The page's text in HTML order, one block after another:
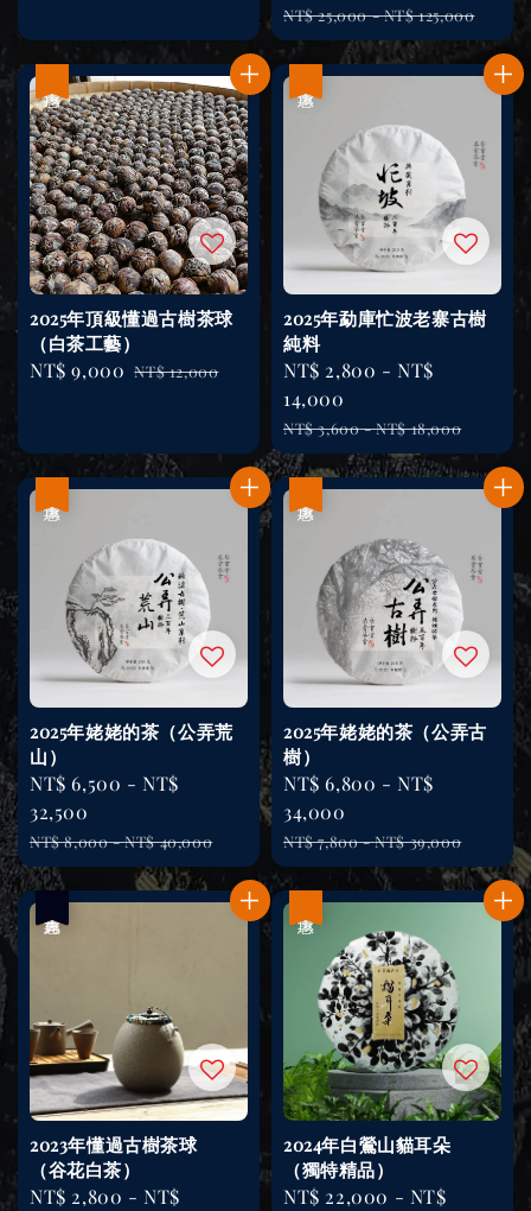
Regular
price
NT$ 25,000-NT$ 125,000
2025年頂級懂過古樹茶球
（白茶工藝）
Sale
NT$ 9,000 Regular
NT$ 12,000
2025年勐庫忙波老寨古樹
純料
Sale
price
NT$ 2,800 -NT$
14,000
Regular
price
NT$ 3,600-NT$ 18,000
2025年姥姥的茶（公弄荒
山）
Sale
price
NT$ 6,500 -NT$
32,500
Regular
price
NT$ 8,000-NT$ 40,000
2025年姥姥的茶（公弄古
樹）
Sale
price
NT$ 6,800 -NT$
34,000
Regular
price
NT$ 7,800-NT$ 39,000
2023年懂過古樹茶球
（谷花白茶）
Sale
NT$ 2,800 -NT$
2024年白鶯山貓耳朵
（獨特精品）
Sale
NT$ 22,000 - NT$